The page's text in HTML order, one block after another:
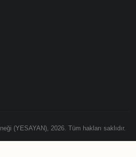
(YESAYAN), 2026. Tüm hakları saklıdır.